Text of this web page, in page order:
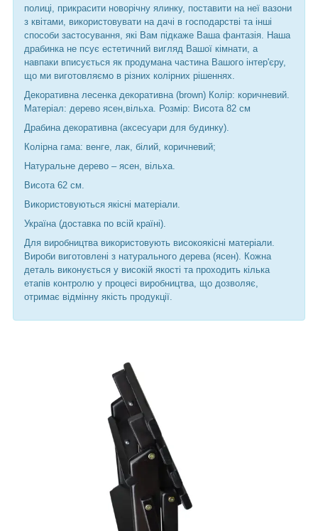
полиці, прикрасити новорічну ялинку, поставити на неї вазони
з квітами, використовувати на дачі в господарстві та інші
способи застосування, які Вам підкаже Ваша фантазія. Наша
драбинка не псує естетичний вигляд Вашої кімнати, а
навпаки вписується як продумана частина Вашого інтер'єру,
що ми виготовляємо в різних колірних рішеннях.
Декоративна лесенка декоративна (brown) Колір: коричневий.
Матеріал: дерево ясен,вільха. Розмір: Висота 82 см
Драбина декоративна (аксесуари для будинку).
Колірна гама: венге, лак, білий, коричневий;
Натуральне дерево – ясен, вільха.
Висота 62 см.
Використовуються якісні матеріали.
Україна (доставка по всій країні).
Для виробництва використовують високоякісні матеріали.
Вироби виготовлені з натурального дерева (ясен). Кожна
деталь виконується у високій якості та проходить кілька
етапів контролю у процесі виробництва, що дозволяє,
отримає відмінну якість продукції.